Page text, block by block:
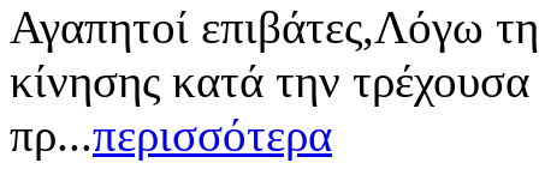
Αγαπητοί επιβάτες,Λόγω
κίνησης κατά την
πρ...περισσότερα